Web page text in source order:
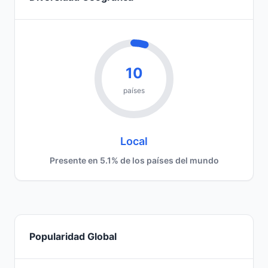
10
países
Local
Presente en 5.1% de los países del mundo
Popularidad Global